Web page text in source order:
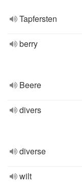
Tapfersten
berry
Beere
divers
diverse
wilt